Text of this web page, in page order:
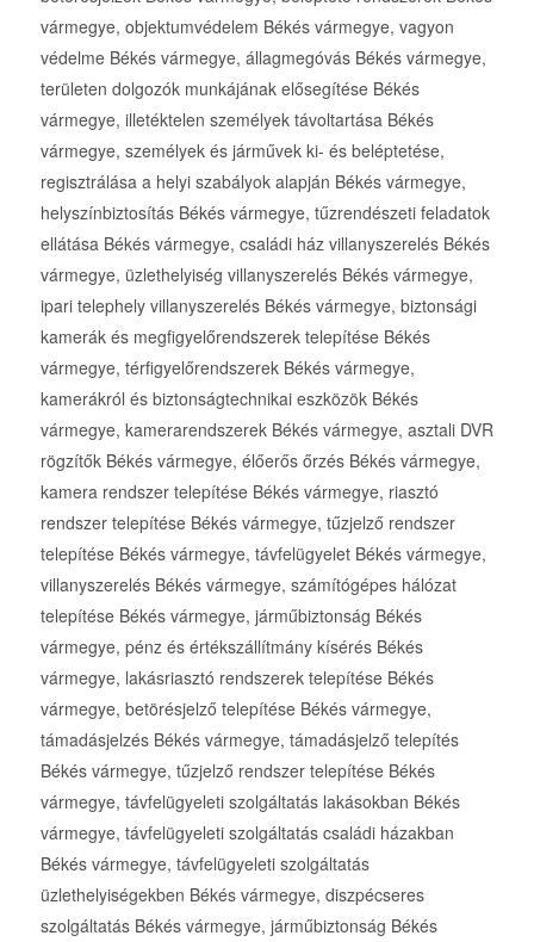
vármegye, objektumvédelem Békés vármegye, vagyon
védelme Békés vármegye, állagmegóvás Békés vármegye,
területen dolgozók munkájának elősegítése Békés
vármegye, illetéktelen személyek távoltartása Békés
vármegye, személyek és járművek ki- és beléptetése,
regisztrálása a helyi szabályok alapján Békés vármegye,
helyszínbiztosítás Békés vármegye, tűzrendészeti feladatok
ellátása Békés vármegye, családi ház villanyszerelés Békés
vármegye, üzlethelyiség villanyszerelés Békés vármegye,
ipari telephely villanyszerelés Békés vármegye, biztonsági
kamerák és megfigyelőrendszerek telepítése Békés
vármegye, térfigyelőrendszerek Békés vármegye,
kamerákról és biztonságtechnikai eszközök Békés
vármegye, kamerarendszerek Békés vármegye, asztali DVR
rögzítők Békés vármegye, élőerős őrzés Békés vármegye,
kamera rendszer telepítése Békés vármegye, riasztó
rendszer telepítése Békés vármegye, tűzjelző rendszer
telepítése Békés vármegye, távfelügyelet Békés vármegye,
villanyszerelés Békés vármegye, számítógépes hálózat
telepítése Békés vármegye, járműbiztonság Békés
vármegye, pénz és értékszállítmány kísérés Békés
vármegye, lakásriasztó rendszerek telepítése Békés
vármegye, betörésjelző telepítése Békés vármegye,
támadásjelzés Békés vármegye, támadásjelző telepítés
Békés vármegye, tűzjelző rendszer telepítése Békés
vármegye, távfelügyeleti szolgáltatás lakásokban Békés
vármegye, távfelügyeleti szolgáltatás családi házakban
Békés vármegye, távfelügyeleti szolgáltatás
üzlethelyiségekben Békés vármegye, diszpécseres
szolgáltatás Békés vármegye, járműbiztonság Békés